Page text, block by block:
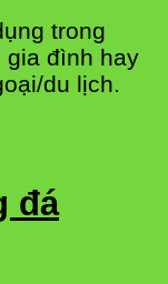
trong
gia đình hay
du lịch.
đá